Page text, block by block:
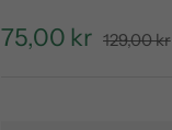
Sale
75,00 kr Regular
129,00 kr